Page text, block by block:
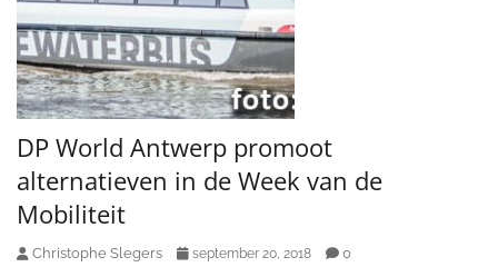
DP World Antwerp promoot
alternatieven in de Week van de
Mobiliteit
Christophe Slegers september 20, 2018 0